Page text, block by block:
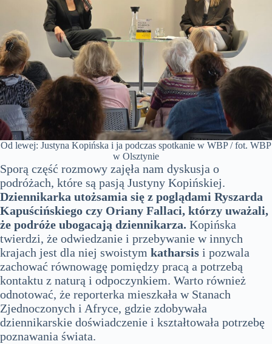
Od lewej: Justyna Kopińska i ja podczas spotkanie w WBP / fot. WBP
w Olsztynie
Sporą część rozmowy zajęła nam dyskusja o
podróżach, które są pasją Justyny Kopińskiej.
Dziennikarka utożsamia się z poglądami Ryszarda
Kapuścińskiego czy Oriany Fallaci, którzy uważali,
że podróże ubogacają dziennikarza. Kopińska
twierdzi, że odwiedzanie i przebywanie w innych
krajach jest dla niej swoistym katharsis i pozwala
zachować równowagę pomiędzy pracą a potrzebą
kontaktu z naturą i odpoczynkiem. Warto również
odnotować, że reporterka mieszkała w Stanach
Zjednoczonych i Afryce, gdzie zdobywała
dziennikarskie doświadczenie i kształtowała potrzebę
poznawania świata.